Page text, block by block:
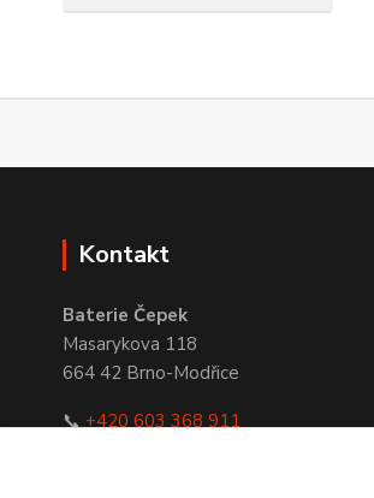
Kontakt
Baterie Čepek
Masarykova 118
664 42 Brno-Modřice
📞+420 603 368 911